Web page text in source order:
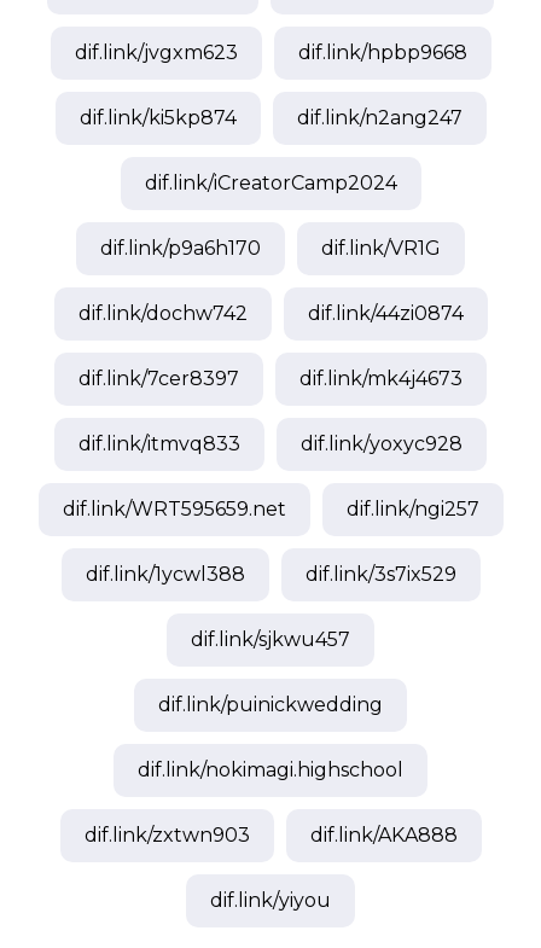
dif.link/jvgxm623 dif.link/hpbp9668
dif.link/ki5kp874 dif.link/n2ang247
dif.link/iCreatorCamp2024
dif.link/p9a6h170 dif.link/VR1G
dif.link/dochw742 dif.link/44zi0874
dif.link/7cer8397 dif.link/mk4j4673
dif.link/itmvq833 dif.link/yoxyc928
dif.link/WRT595659.net dif.link/ngi257
dif.link/1ycwl388 dif.link/3s7ix529
dif.link/sjkwu457
dif.link/puinickwedding
dif.link/nokimagi.highschool
dif.link/zxtwn903 dif.link/AKA888
dif.link/yiyou